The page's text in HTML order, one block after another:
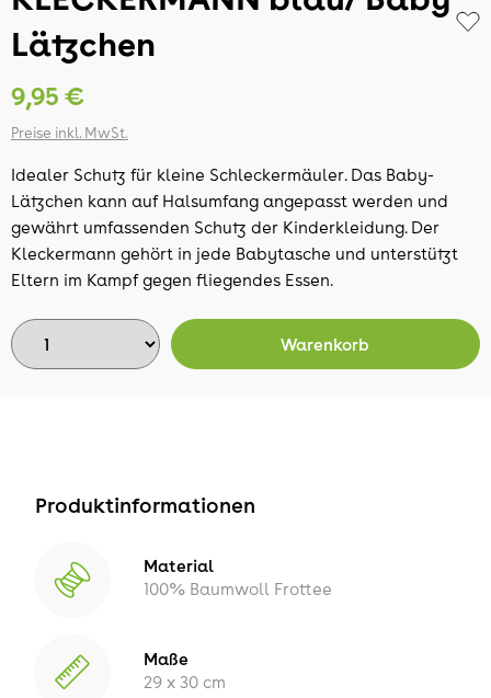
Lätzchen
9,95 €
Preise inkl. MwSt.
Idealer Schutz für kleine Schleckermäuler. Das Baby-
Lätzchen kann auf Halsumfang angepasst werden und
gewährt umfassenden Schutz der Kinderkleidung. Der
Kleckermann gehört in jede Babytasche und unterstützt
Eltern im Kampf gegen fliegendes Essen.
Warenkorb
Produktinformationen
Material
100% Baumwoll Frottee
Maße
29 x 30 cm